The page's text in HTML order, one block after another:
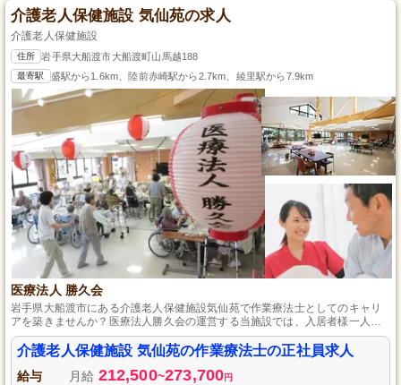
介護老人保健施設 気仙苑の求人
介護老人保健施設
住所 岩手県大船渡市大船渡町山馬越188
最寄駅 盛駅から1.6km、陸前赤崎駅から2.7km、綾里駅から7.9km
医療法人 勝久会
岩手県大船渡市にある介護老人保健施設気仙苑で作業療法士としてのキャリ
アを築きませんか？医療法人勝久会の運営する当施設では、入居者様一人ひ
とりに合わせたリハビリプランを作成し、自立支援を行います。豊富な療法
器具を使い、安定した正社員としての雇用も提供しています。風光明媚な環
境で、専門的スキルを活かしながら長期的なキャリアアップを目指し、入居
者様の笑顔を一緒に増やしましょう。
介護老人保健施設 気仙苑の作業療法士の正社員求人
給与 月給 212,500~273,700円